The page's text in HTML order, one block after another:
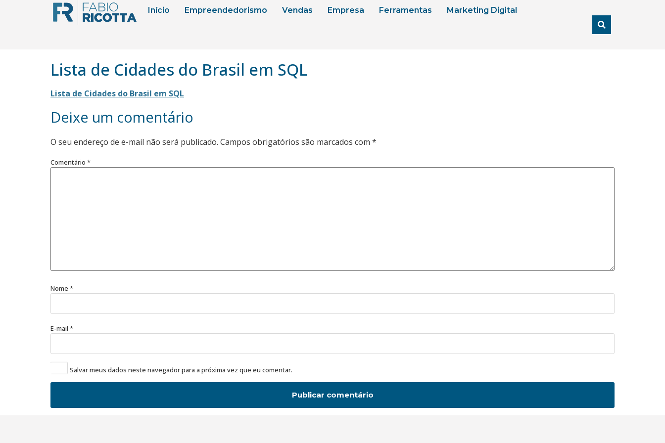
Início Empreendedorismo Vendas Empresa Ferramentas Marketing Digital
Lista de Cidades do Brasil em SQL
Lista de Cidades do Brasil em SQL
Deixe um comentário
O seu endereço de e-mail não será publicado. Campos obrigatórios são marcados com *
Comentário *
Nome *
E-mail *
Salvar meus dados neste navegador para a próxima vez que eu comentar.